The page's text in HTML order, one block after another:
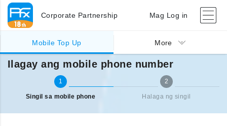
Corporate Partnership Mag Log in
Mobile Top Up More
Singil sa ibang bansa (mobile) Ilagay ang mobile phone number
Ilagay ang mobile phone number
1
Singil sa mobile phone
2
Halaga ng singil